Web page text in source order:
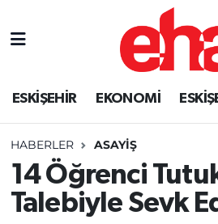
ESKİŞEHİR EKONOMİ
HABERLER ASAYİŞ
14 Öğrenci
Talebiyle Sevk